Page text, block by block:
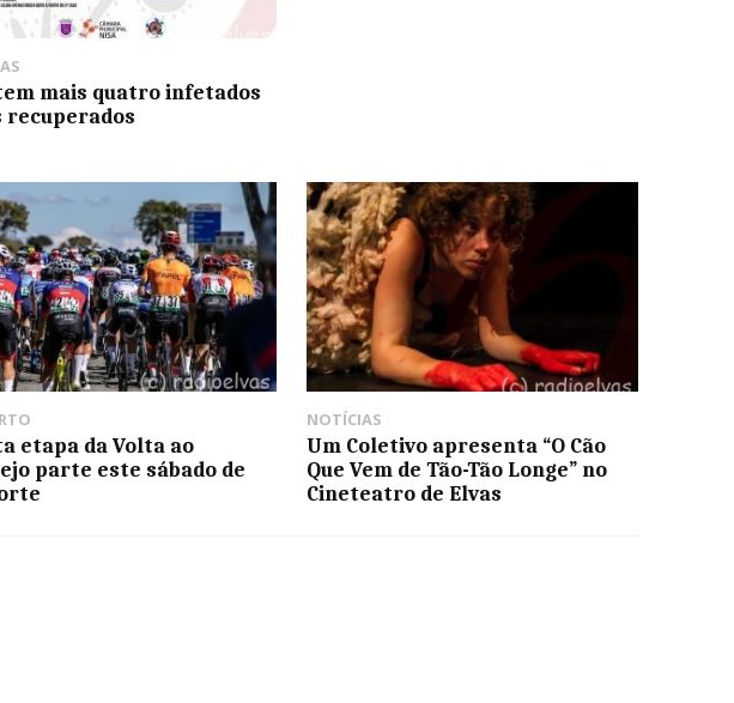
mais quatro infetados
recuperados
etapa da Volta ao
parte este sábado de
NOTÍCIAS
Um Coletivo apresenta “O Cão
Que Vem de Tão-Tão Longe” no
Cineteatro de Elvas